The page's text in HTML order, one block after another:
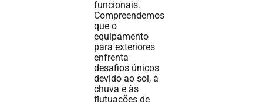
funcionais.
Compreendemos
que o
equipamento
para exteriores
enfrenta
desafios únicos
devido ao sol, à
chuva e às
flutuações de